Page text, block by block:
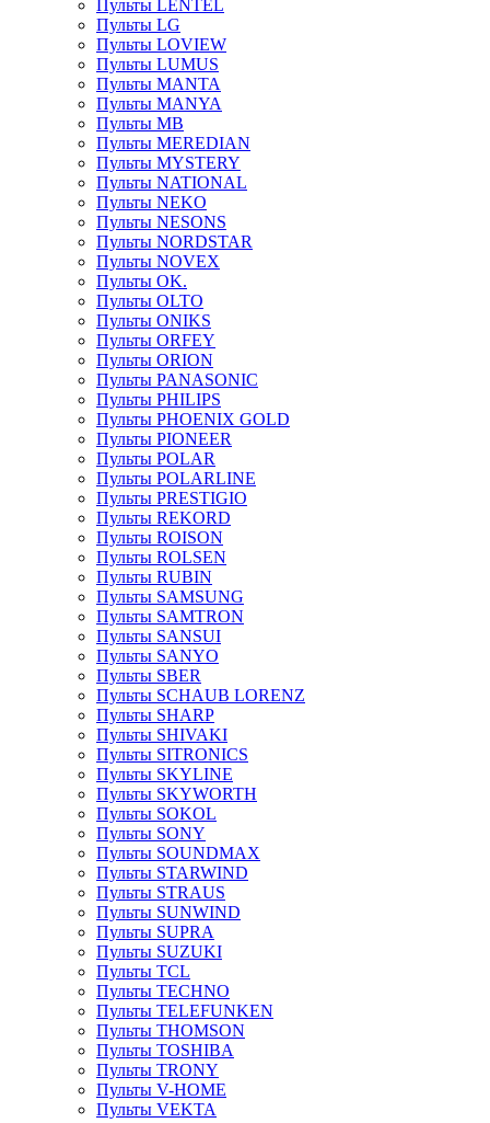
Пульты LENTEL
Пульты LG
Пульты LOVIEW
Пульты LUMUS
Пульты MANTA
Пульты MANYA
Пульты MB
Пульты MEREDIAN
Пульты MYSTERY
Пульты NATIONAL
Пульты NEKO
Пульты NESONS
Пульты NORDSTAR
Пульты NOVEX
Пульты OK.
Пульты OLTO
Пульты ONIKS
Пульты ORFEY
Пульты ORION
Пульты PANASONIC
Пульты PHILIPS
Пульты PHOENIX GOLD
Пульты PIONEER
Пульты POLAR
Пульты POLARLINE
Пульты PRESTIGIO
Пульты REKORD
Пульты ROISON
Пульты ROLSEN
Пульты RUBIN
Пульты SAMSUNG
Пульты SAMTRON
Пульты SANSUI
Пульты SANYO
Пульты SBER
Пульты SCHAUB LORENZ
Пульты SHARP
Пульты SHIVAKI
Пульты SITRONICS
Пульты SKYLINE
Пульты SKYWORTH
Пульты SOKOL
Пульты SONY
Пульты SOUNDMAX
Пульты STARWIND
Пульты STRAUS
Пульты SUNWIND
Пульты SUPRA
Пульты SUZUKI
Пульты TCL
Пульты TECHNO
Пульты TELEFUNKEN
Пульты THOMSON
Пульты TOSHIBA
Пульты TRONY
Пульты V-HOME
Пульты VEKTA